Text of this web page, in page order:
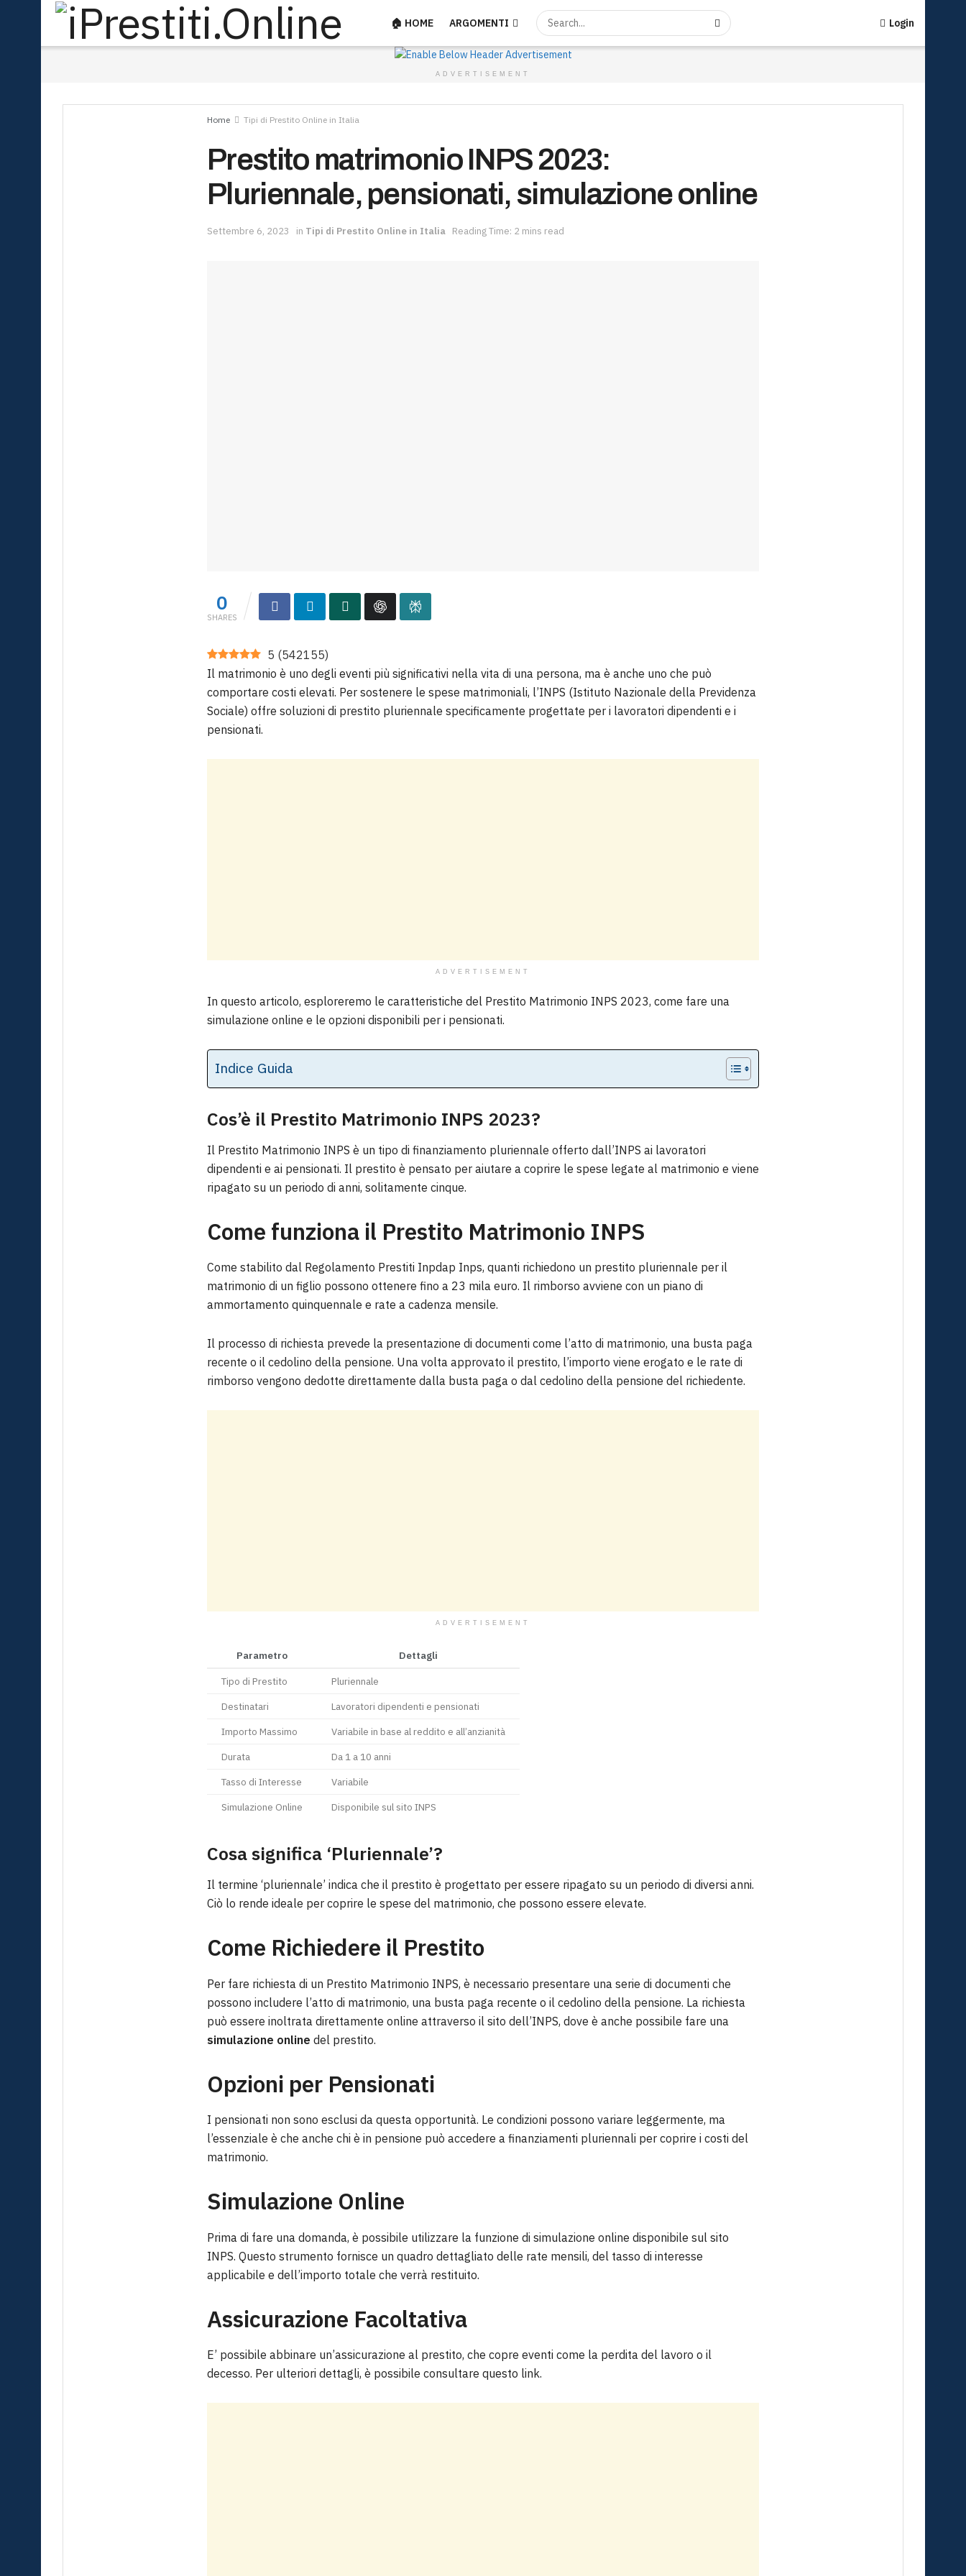
🏠 HOME ARGOMENTI Login
ADVERTISEMENT
Home Tipi di Prestito Online in Italia
Prestito matrimonio INPS 2023:
Pluriennale, pensionati, simulazione online
Settembre 6, 2023 in Tipi di Prestito Online in Italia Reading Time: 2 mins read
0
SHARES
5 (542155)
Il matrimonio è uno degli eventi più significativi nella vita di una persona, ma è anche uno che può
comportare costi elevati. Per sostenere le spese matrimoniali, l’INPS (Istituto Nazionale della Previdenza
Sociale) offre soluzioni di prestito pluriennale specificamente progettate per i lavoratori dipendenti e i
pensionati.
ADVERTISEMENT
In questo articolo, esploreremo le caratteristiche del Prestito Matrimonio INPS 2023, come fare una
simulazione online e le opzioni disponibili per i pensionati.
Indice Guida
Cos’è il Prestito Matrimonio INPS 2023?
Il Prestito Matrimonio INPS è un tipo di finanziamento pluriennale offerto dall’INPS ai lavoratori
dipendenti e ai pensionati. Il prestito è pensato per aiutare a coprire le spese legate al matrimonio e viene
ripagato su un periodo di anni, solitamente cinque.
Come funziona il Prestito Matrimonio INPS
Come stabilito dal Regolamento Prestiti Inpdap Inps, quanti richiedono un prestito pluriennale per il
matrimonio di un figlio possono ottenere fino a 23 mila euro. Il rimborso avviene con un piano di
ammortamento quinquennale e rate a cadenza mensile.
Il processo di richiesta prevede la presentazione di documenti come l’atto di matrimonio, una busta paga
recente o il cedolino della pensione. Una volta approvato il prestito, l’importo viene erogato e le rate di
rimborso vengono dedotte direttamente dalla busta paga o dal cedolino della pensione del richiedente.
ADVERTISEMENT
Parametro
Dettagli
Tipo di Prestito
Pluriennale
Destinatari
Lavoratori dipendenti e pensionati
Importo Massimo
Variabile in base al reddito e all’anzianità
Durata
Da 1 a 10 anni
Tasso di Interesse
Variabile
Simulazione Online
Disponibile sul sito INPS
Cosa significa ‘Pluriennale’?
Il termine ‘pluriennale’ indica che il prestito è progettato per essere ripagato su un periodo di diversi anni.
Ciò lo rende ideale per coprire le spese del matrimonio, che possono essere elevate.
Come Richiedere il Prestito
Per fare richiesta di un Prestito Matrimonio INPS, è necessario presentare una serie di documenti che
possono includere l’atto di matrimonio, una busta paga recente o il cedolino della pensione. La richiesta
può essere inoltrata direttamente online attraverso il sito dell’INPS, dove è anche possibile fare una
simulazione online del prestito.
Opzioni per Pensionati
I pensionati non sono esclusi da questa opportunità. Le condizioni possono variare leggermente, ma
l’essenziale è che anche chi è in pensione può accedere a finanziamenti pluriennali per coprire i costi del
matrimonio.
Simulazione Online
Prima di fare una domanda, è possibile utilizzare la funzione di simulazione online disponibile sul sito
INPS. Questo strumento fornisce un quadro dettagliato delle rate mensili, del tasso di interesse
applicabile e dell’importo totale che verrà restituito.
Assicurazione Facoltativa
E’ possibile abbinare un’assicurazione al prestito, che copre eventi come la perdita del lavoro o il
decesso. Per ulteriori dettagli, è possibile consultare questo link.